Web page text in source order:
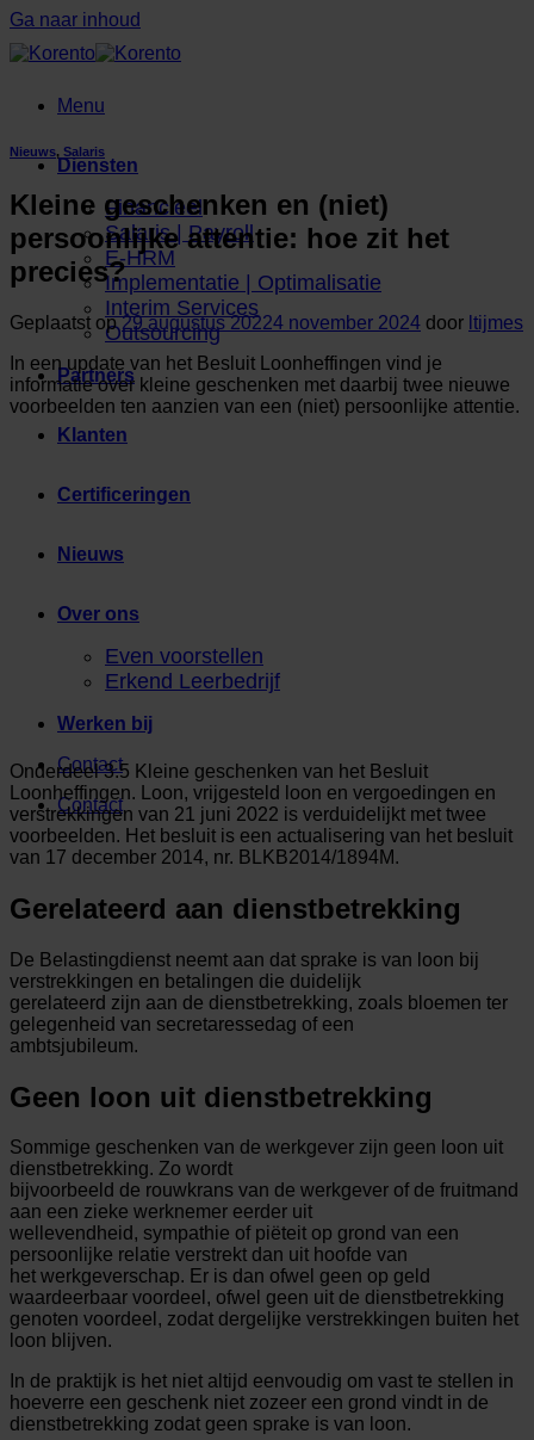
Ga naar inhoud
Menu
Diensten
Financieel
Salaris | Payroll
E-HRM
Implementatie | Optimalisatie
Interim Services
Outsourcing
Partners
Klanten
Certificeringen
Nieuws
Over ons
Even voorstellen
Erkend Leerbedrijf
Werken bij
Contact
Contact
Nieuws, Salaris
Kleine geschenken en (niet)
persoonlijke attentie: hoe zit het
precies?
Geplaatst op29 augustus 20224 november 2024 door ltijmes
In een update van het Besluit Loonheffingen vind je
informatie over kleine geschenken met daarbij twee nieuwe
voorbeelden ten aanzien van een (niet) persoonlijke attentie.
Onderdeel 3.5 Kleine geschenken van het Besluit
Loonheffingen. Loon, vrijgesteld loon en vergoedingen en
verstrekkingen van 21 juni 2022 is verduidelijkt met twee
voorbeelden. Het besluit is een actualisering van het besluit
van 17 december 2014, nr. BLKB2014/1894M.
Gerelateerd aan dienstbetrekking
De Belastingdienst neemt aan dat sprake is van loon bij
verstrekkingen en betalingen die duidelijk
gerelateerd zijn aan de dienstbetrekking, zoals bloemen ter
gelegenheid van secretaressedag of een
ambtsjubileum.
Geen loon uit dienstbetrekking
Sommige geschenken van de werkgever zijn geen loon uit
dienstbetrekking. Zo wordt
bijvoorbeeld de rouwkrans van de werkgever of de fruitmand
aan een zieke werknemer eerder uit
wellevendheid, sympathie of piëteit op grond van een
persoonlijke relatie verstrekt dan uit hoofde van
het werkgeverschap. Er is dan ofwel geen op geld
waardeerbaar voordeel, ofwel geen uit de dienstbetrekking
genoten voordeel, zodat dergelijke verstrekkingen buiten het
loon blijven.
In de praktijk is het niet altijd eenvoudig om vast te stellen in
hoeverre een geschenk niet zozeer een grond vindt in de
dienstbetrekking zodat geen sprake is van loon.